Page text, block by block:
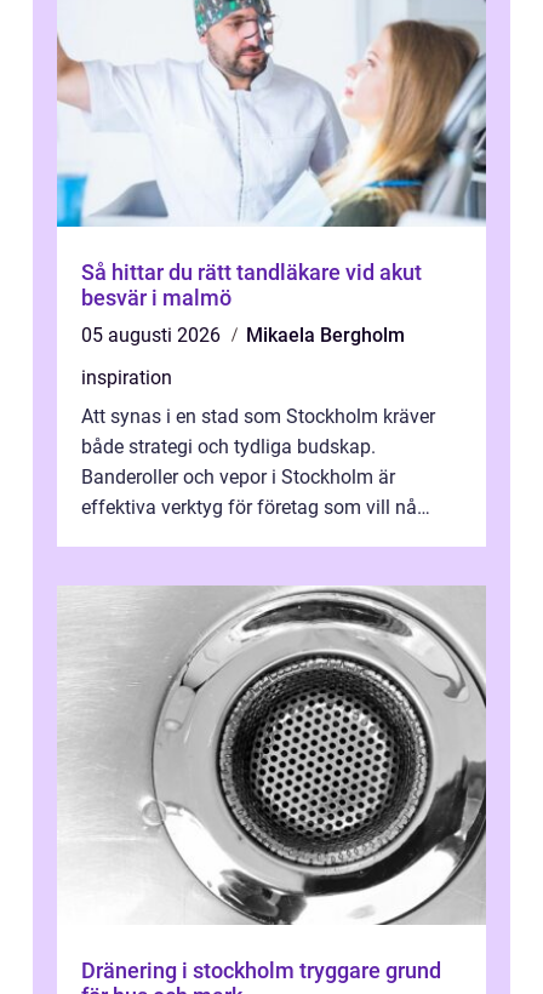
Så hittar du rätt tandläkare vid akut
besvär i malmö
05 augusti 2026
Mikaela Bergholm
inspiration
Att synas i en stad som Stockholm kräver
både strategi och tydliga budskap.
Banderoller och vepor i Stockholm är
effektiva verktyg för företag som vill nå
Dränering i stockholm tryggare grund